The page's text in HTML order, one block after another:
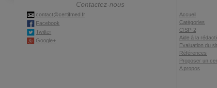
Contactez-nous
contact@certifmed.fr
Facebook
Twitter
Google+
Accueil
Catégories
CISP-2
Aide à la
Evaluation du
Références
Proposer un
A propos